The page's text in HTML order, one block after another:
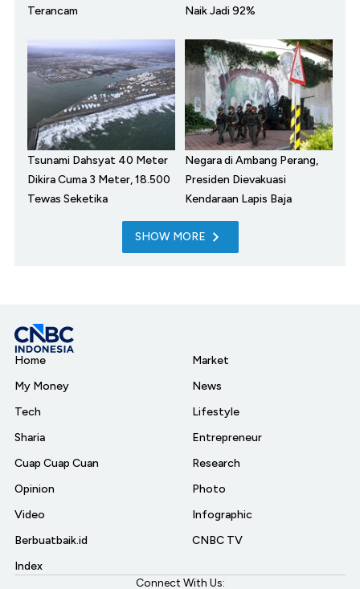
Terancam
Naik Jadi 92%
Tsunami Dahsyat 40 Meter
Dikira Cuma 3 Meter, 18.500
Tewas Seketika
Negara di Ambang Perang,
Presiden Dievakuasi
Kendaraan Lapis Baja
SHOW MORE
Home
My Money
Tech
Sharia
Cuap Cuap Cuan
Opinion
Video
Berbuatbaik.id
Index
Market
News
Lifestyle
Entrepreneur
Research
Photo
Infographic
CNBC TV
Connect With Us: